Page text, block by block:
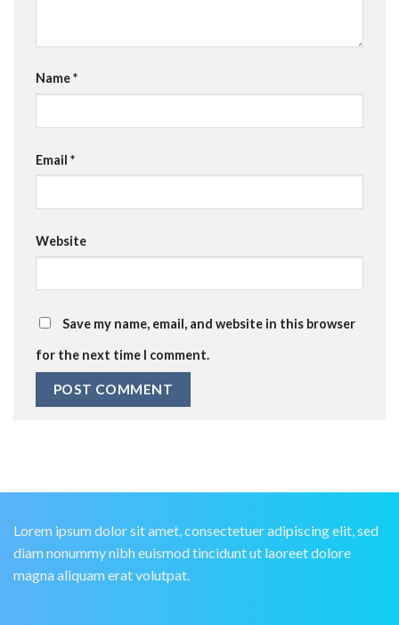
Name*
Email *
Website
Save my name, email, and website in this browser
for the next time I comment.
Lorem ipsum dolor sit amet, consectetuer adipiscing elit, sed
diam nonummy nibh euismod tincidunt ut laoreet dolore
magna aliquam erat volutpat.